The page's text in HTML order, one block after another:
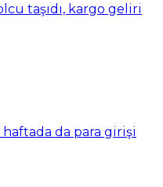
taşıdı, kargo geliri
haftada da para girişi